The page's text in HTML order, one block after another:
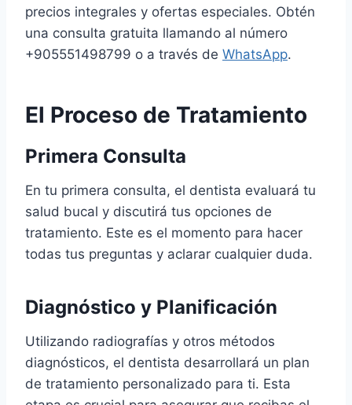
precios integrales y ofertas especiales. Obtén
una consulta gratuita llamando al número
+905551498799 o a través de WhatsApp.
El Proceso de Tratamiento
Primera Consulta
En tu primera consulta, el dentista evaluará tu
salud bucal y discutirá tus opciones de
tratamiento. Este es el momento para hacer
todas tus preguntas y aclarar cualquier duda.
Diagnóstico y Planificación
Utilizando radiografías y otros métodos
diagnósticos, el dentista desarrollará un plan
de tratamiento personalizado para ti. Esta